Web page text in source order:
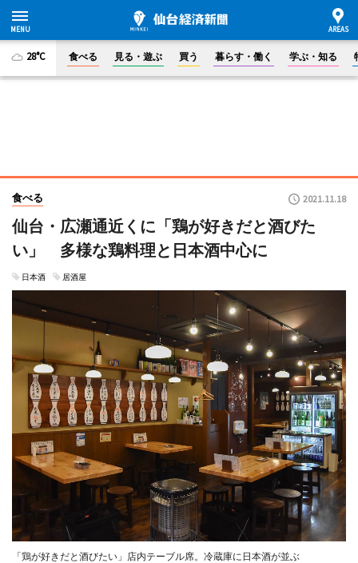
28°C 食べる 見る・遊ぶ 買う 暮らす・働く 学ぶ・知る
食べる 2021.11.18
仙台・広瀬通近くに「鶏が好きだと酒びた
い」 多様な鶏料理と日本酒中心に
日本酒 居酒屋
「鶏が好きだと酒びたい」店内テーブル席。冷蔵庫に日本酒が並ぶ